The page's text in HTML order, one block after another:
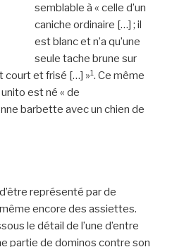
semblable à « celle d’un
caniche ordinaire […] ; il
est blanc et n’a qu’une
seule tache brune sur
court et frisé […] »1. Ce même
est né « de
barbette avec un chien de
représenté par de
encore des assiettes.
le détail de l’une d’entre
partie de dominos contre son